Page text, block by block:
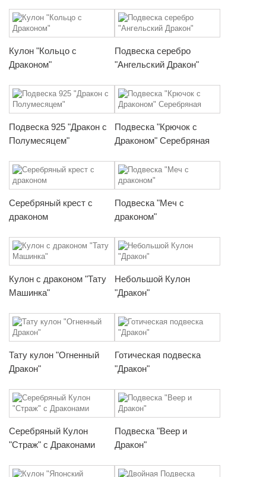
Кулон "Кольцо с
Драконом"
Подвеска серебро
"Ангельский Дракон"
Подвеска 925 "Дракон с
Полумесяцем"
Подвеска "Крючок с
Драконом" Серебряная
Серебряный крест с
драконом
Подвеска "Меч с
драконом"
Кулон с драконом "Тату
Машинка"
Небольшой Кулон
"Дракон"
Тату кулон "Огненный
Дракон"
Готическая подвеска
"Дракон"
Серебряный Кулон
"Страж" с Драконами
Подвеска "Веер и
Дракон"